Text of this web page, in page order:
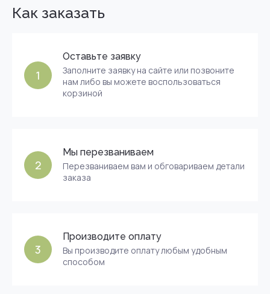
Как заказать
1
Оставьте заявку
Заполните заявку на сайте или позвоните
нам либо вы можете воспользоваться
корзиной
2
Мы перезваниваем
Перезваниваем вам и обговариваем детали
заказа
3
Производите оплату
Вы производите оплату любым удобным
способом